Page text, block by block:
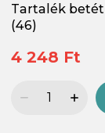
Tartalék betét
(46)
4 248 Ft